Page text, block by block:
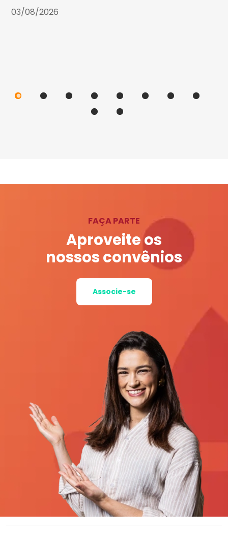
03/08/2026
FAÇA PARTE
Aproveite os
nossos convênios
Associe-se